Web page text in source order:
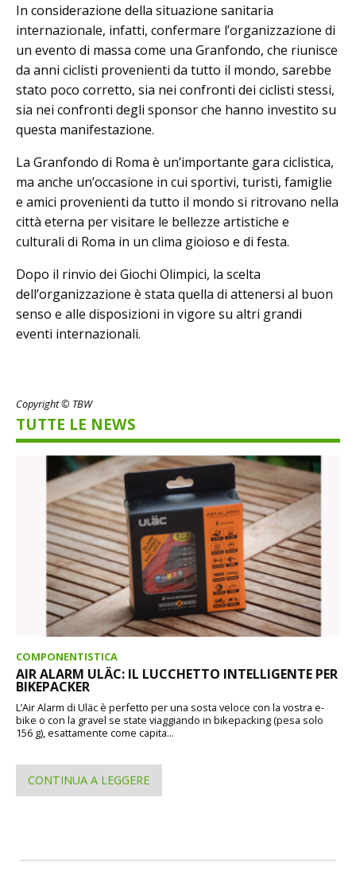
In considerazione della situazione sanitaria
internazionale, infatti, confermare l’organizzazione di
un evento di massa come una Granfondo, che riunisce
da anni ciclisti provenienti da tutto il mondo, sarebbe
stato poco corretto, sia nei confronti dei ciclisti stessi,
sia nei confronti degli sponsor che hanno investito su
questa manifestazione.
La Granfondo di Roma è un’importante gara ciclistica,
ma anche un’occasione in cui sportivi, turisti, famiglie
e amici provenienti da tutto il mondo si ritrovano nella
città eterna per visitare le bellezze artistiche e
culturali di Roma in un clima gioioso e di festa.
Dopo il rinvio dei Giochi Olimpici, la scelta
dell’organizzazione è stata quella di attenersi al buon
senso e alle disposizioni in vigore su altri grandi
eventi internazionali.
Copyright © TBW
TUTTE LE NEWS
COMPONENTISTICA
AIR ALARM ULÄC: IL LUCCHETTO INTELLIGENTE PER
BIKEPACKER
L’Air Alarm di Uläc è perfetto per una sosta veloce con la vostra e-
bike o con la gravel se state viaggiando in bikepacking (pesa solo
156 g), esattamente come capita...
CONTINUA A LEGGERE